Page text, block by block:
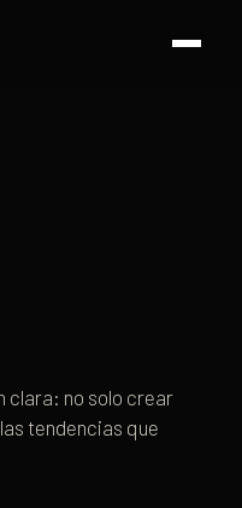
clara: no solo crear
tendencias que